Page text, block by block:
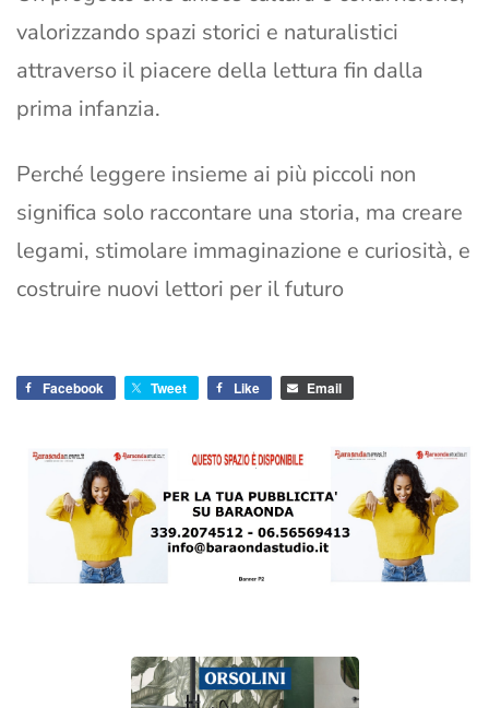
valorizzando spazi storici e naturalistici
attraverso il piacere della lettura fin dalla
prima infanzia.
Perché leggere insieme ai più piccoli non
significa solo raccontare una storia, ma creare
legami, stimolare immaginazione e curiosità, e
costruire nuovi lettori per il futuro
Facebook Tweet Like Email